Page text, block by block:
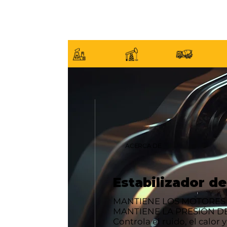
ACERCA DE
Estabilizador
MANTIENE LOS
MANTIENE LA PRESIÓN
Controla el ruido, el calor